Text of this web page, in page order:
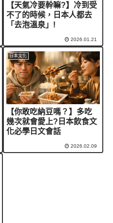
【天氣冷要幹嘛?】冷到受
不了的時候，日本人都去
「去泡溫泉」!
2026.01.21
日本文化
【你敢吃納豆嗎？】多吃
幾次就會愛上?日本飲食文
化必學日文會話
2026.02.09